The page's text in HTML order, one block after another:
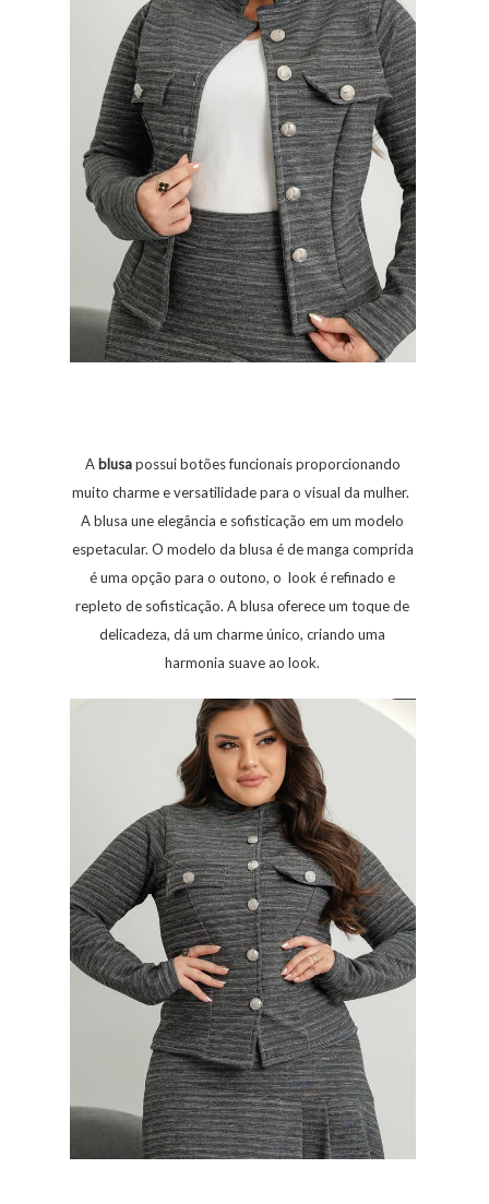
A blusapossui botões funcionais proporcionando
muito charme e versatilidade para o visual da mulher.
A blusa une elegância e sofisticação em um modelo
espetacular. O modelo da blusa é de manga comprida
é uma opção para o outono, o look é refinado e
repleto de sofisticação. A blusa oferece um toque de
delicadeza, dá um charme único, criando uma
harmonia suave ao look.